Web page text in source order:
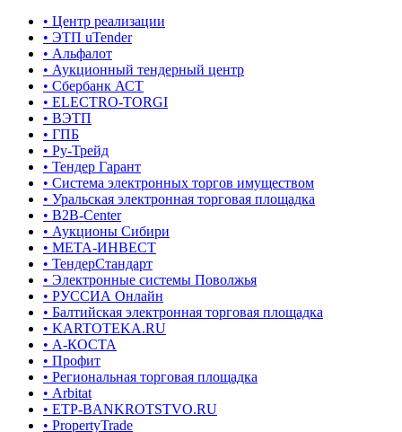
• Центр реализации
• ЭТП uTender
• Альфалот
• Аукционный тендерный центр
• Сбербанк АСТ
• ELECTRO-TORGI
• ВЭТП
• ГПБ
• Ру-Трейд
• Тендер Гарант
• Система электронных торгов имуществом
• Уральская электронная торговая площадка
• B2B-Center
• Аукционы Сибири
• МЕТА-ИНВЕСТ
• ТендерСтандарт
• Электронные системы Поволжья
• РУССИА Онлайн
• Балтийская электронная торговая площадка
• KARTOTEKA.RU
• А-КОСТА
• Профит
• Региональная торговая площадка
• Arbitat
• ETP-BANKROTSTVO.RU
• PropertyTrade